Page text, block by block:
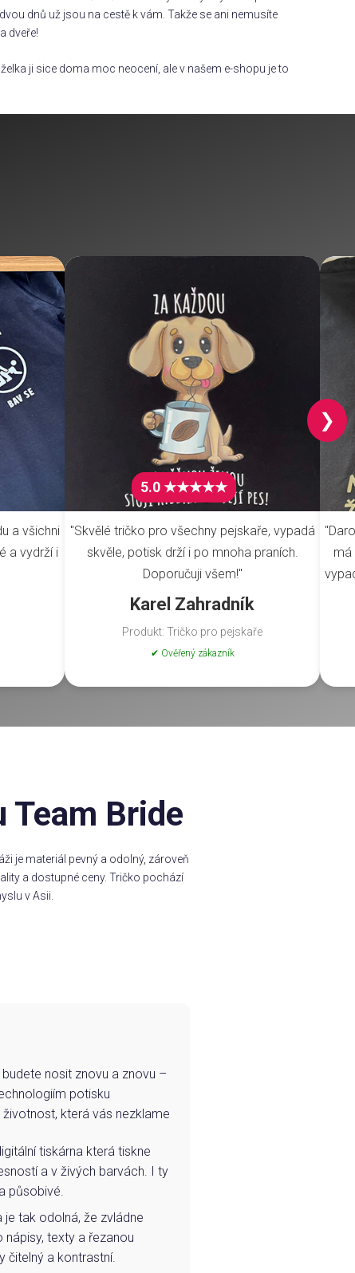
dnů už jsou na cestě k vám. Takže se ani nemusíte
dveře!
ji sice doma moc neocení, ale v našem e-shopu je to
a všichni
a vydrží i
5.0 ★★★★★
"Skvělé tričko pro všechny pejskaře, vypadá
skvěle, potisk drží i po mnoha praních.
Doporučuji všem!"
Karel Zahradník
Produkt: Tričko pro pejskaře
✔ Ověřený zákazník
má
❯
Team Bride
je materiál pevný a odolný, zároveň
a dostupné ceny. Tričko pochází
v Asii.
nosit znovu a znovu –
potisku
která vás nezklame
tiskárna která tiskne
a v živých barvách. I ty
působivé.
je tak odolná, že zvládne
nápisy, texty a řezanou
čitelný a kontrastní.